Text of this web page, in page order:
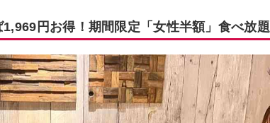
円お得！期間限定「女性半額」食べ放題